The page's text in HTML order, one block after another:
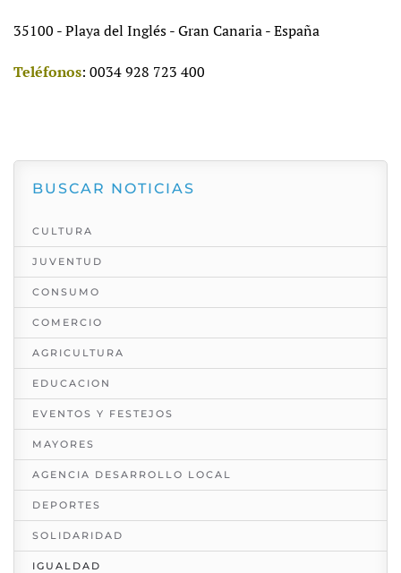
35100 - Playa del Inglés - Gran Canaria - España
Teléfonos: 0034 928 723 400
BUSCAR NOTICIAS
CULTURA
JUVENTUD
CONSUMO
COMERCIO
AGRICULTURA
EDUCACION
EVENTOS Y FESTEJOS
MAYORES
AGENCIA DESARROLLO LOCAL
DEPORTES
SOLIDARIDAD
IGUALDAD